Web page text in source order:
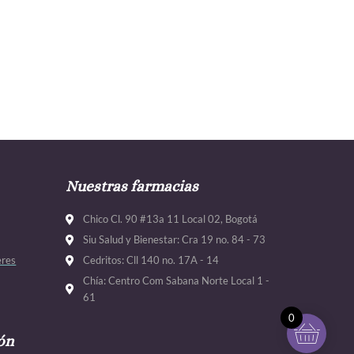
Nuestras farmacias
Chico Cl. 90 #13a 11 Local 02, Bogotá
Siu Salud y Bienestar: Cra 19 no. 84 - 73
Cedritos: Cll 140 no. 17A - 14
Chía: Centro Com Sabana Norte Local 1 -
61
0